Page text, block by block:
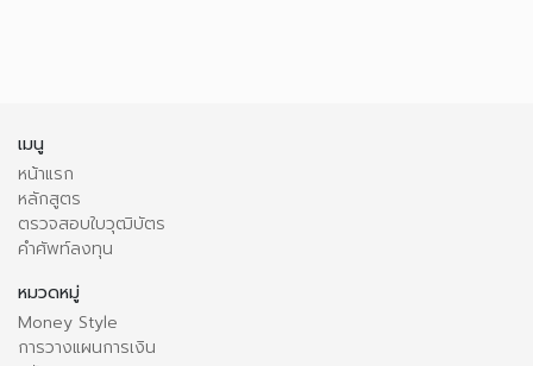
เมนู
หน้าแรก
หลักสูตร
ตรวจสอบใบวุฒิบัตร
คำศัพท์ลงทุน
หมวดหมู่
Money Style
การวางแผนการเงิน